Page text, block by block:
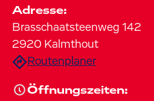
Adresse:
Brasschaatsteenweg 142
2920 Kalmthout
Routenplaner
Öffnungszeiten: